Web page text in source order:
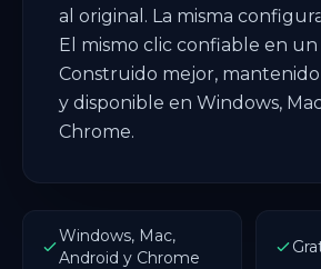
al original. La misma
El mismo clic confiable en un
Construido mejor,
y disponible en Windows,
Chrome.
Windows, Mac,
Android y Chrome